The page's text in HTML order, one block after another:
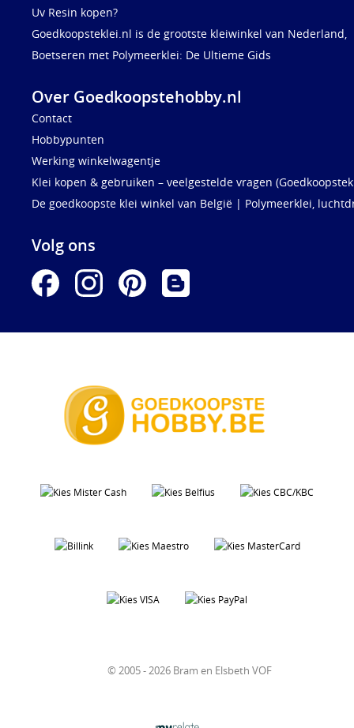
Uv Resin kopen?
Goedkoopsteklei.nl is de grootste kleiwinkel van Nederland,
Boetseren met Polymeerklei: De Ultieme Gids
Over Goedkoopstehobby.nl
Contact
Hobbypunten
Werking winkelwagentje
Klei kopen & gebruiken – veelgestelde vragen
De goedkoopste klei winkel van België | Polymeerklei,
Volg ons
© 2005 - 2026 Bram en Elsbeth VOF